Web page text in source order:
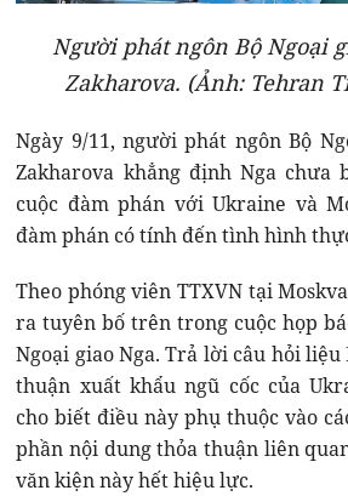
Người phát ngôn Bộ Ngoại
Zakharova. (Ảnh: Tehran
Ngày 9/11, người phát ngôn Bộ
Zakharova khẳng định Nga chưa
cuộc đàm phán với Ukraine và
đàm phán có tính đến tình hình
Theo phóng viên TTXVN tại
ra tuyên bố trên trong cuộc họp
Ngoại giao Nga. Trả lời câu hỏi liệu
thuận xuất khẩu ngũ cốc của
cho biết điều này phụ thuộc vào
phần nội dung thỏa thuận liên
văn kiện này hết hiệu lực.